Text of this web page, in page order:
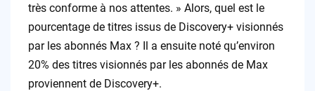
très conforme à nos attentes. » Alors, quel est le
pourcentage de titres issus de Discovery+ visionnés
par les abonnés Max ? Il a ensuite noté qu’environ
20% des titres visionnés par les abonnés de Max
proviennent de Discovery+.